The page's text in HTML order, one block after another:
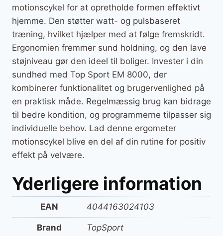
motionscykel for at opretholde formen effektivt
hjemme. Den støtter watt- og pulsbaseret
træning, hvilket hjælper med at følge fremskridt.
Ergonomien fremmer sund holdning, og den lave
støjniveau gør den ideel til boliger. Invester i din
sundhed med Top Sport EM 8000, der
kombinerer funktionalitet og brugervenlighed på
en praktisk måde. Regelmæssig brug kan bidrage
til bedre kondition, og programmerne tilpasser sig
individuelle behov. Lad denne ergometer
motionscykel blive en del af din rutine for positiv
effekt på velvære.
Yderligere information
EAN 4044163024103
Brand TopSport